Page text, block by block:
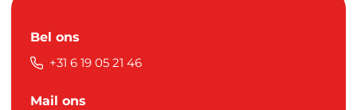
Bel ons
+31 6 19 05 21 46
Mail ons